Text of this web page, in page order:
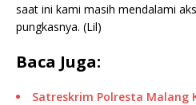
saat ini kami masih mendalami
pungkasnya. (Lil)
Baca Juga:
Satreskrim Polresta Malang